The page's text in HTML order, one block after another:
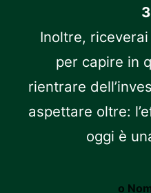
Inoltre, riceverai
per capire in
rientrare
aspettare oltre:
oggi è
o